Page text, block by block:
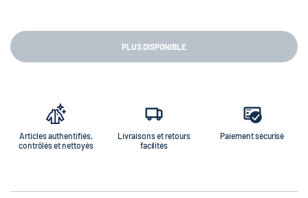
PLUS DISPONIBLE
Articles authentifiés,
contrôlés et nettoyés
Livraisons et retours
facilités
Paiement sécurisé